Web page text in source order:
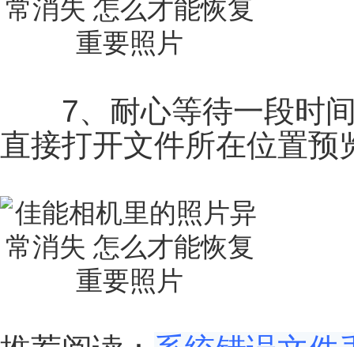
7、耐心等待一段时间
直接打开文件所在位置预